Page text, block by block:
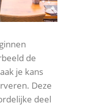
de
je kans
Deze
deel